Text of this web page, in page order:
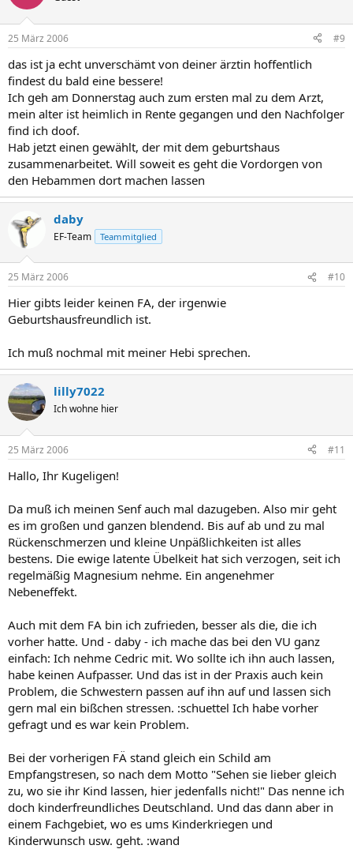
25 März 2006 #9
das ist ja echt unverschämt von deiner ärztin hoffentlich
findest du bald eine bessere!
Ich geh am Donnerstag auch zum ersten mal zu dem Arzt,
mein alter ist heimlich in Rente gegangen und den Nachfolger
find ich doof.
Hab jetzt einen gewählt, der mit dem geburtshaus
zusammenarbeitet. Will soweit es geht die Vordorgen von
den Hebammen dort machen lassen
daby
EF-Team Teammitglied
25 März 2006 #10
Hier gibts leider keinen FA, der irgenwie
Geburtshausfreundlich ist.
Ich muß nochmal mit meiner Hebi sprechen.
lilly7022
Ich wohne hier
25 März 2006 #11
Hallo, Ihr Kugeligen!
Da muß ich meinen Senf auch mal dazugeben. Also mir geht
es im großen und ganzen blendend. Bis auf ab und zu mal
Rückenschmerzen und kleine Unpäßlichkeiten ist alles
bestens. Die ewige latente Übelkeit hat sich verzogen, seit ich
regelmäßig Magnesium nehme. Ein angenehmer
Nebeneffekt.
Auch mit dem FA bin ich zufrieden, besser als die, die ich
vorher hatte. Und - daby - ich mache das bei den VU ganz
einfach: Ich nehme Cedric mit. Wo sollte ich ihn auch lassen,
habe keinen Aufpasser. Und das ist in der Praxis auch kein
Problem, die Schwestern passen auf ihn auf und lassen sich
gern mal ein bißchen stressen. :schuettel Ich habe vorher
gefragt und es war kein Problem.
Bei der vorherigen FÄ stand gleich ein Schild am
Empfangstresen, so nach dem Motto "Sehen sie lieber gleich
zu, wo sie ihr Kind lassen, hier jedenfalls nicht!" Das nenne ich
doch kinderfreundliches Deutschland. Und das dann aber in
einem Fachgebiet, wo es ums Kinderkriegen und
Kinderwunsch usw. geht. :wand